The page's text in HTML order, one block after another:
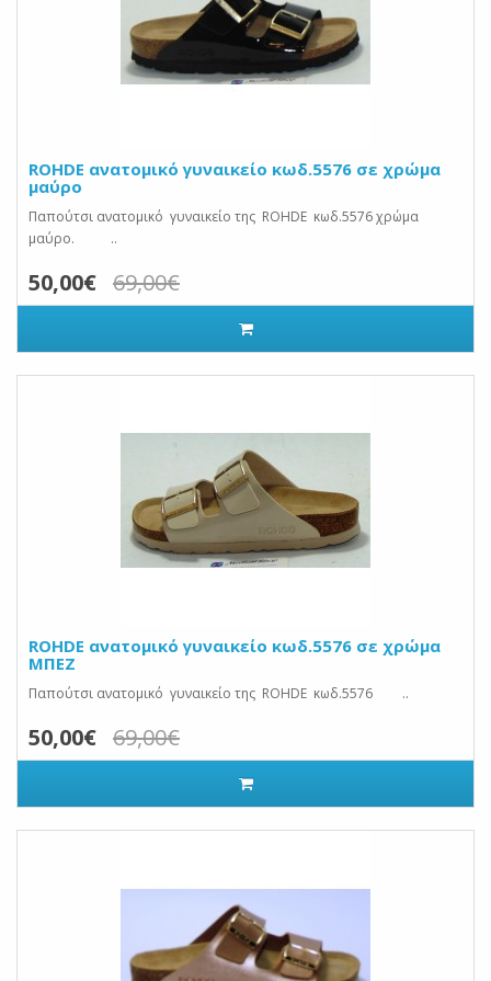
ROHDE ανατομικό γυναικείο κωδ.5576 σε χρώμα
μαύρο
Παπούτσι ανατομικό γυναικείο της ROHDE κωδ.5576 χρώμα
μαύρο. ..
50,00€ 69,00€
ROHDE ανατομικό γυναικείο κωδ.5576 σε χρώμα
ΜΠΕΖ
Παπούτσι ανατομικό γυναικείο της ROHDE κωδ.5576 ..
50,00€ 69,00€